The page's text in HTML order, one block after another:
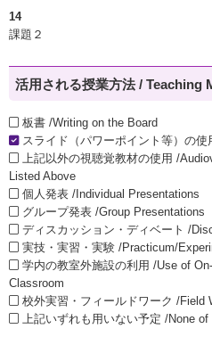
14
課題２
活用される授業方法 / Teaching
板書 /Writing on the Board
スライド（パワーポイント等）の
上記以外の視聴覚教材の使用 /
Listed Above
個人発表 /Individual Presentations
グループ発表 /Group Presentations
ディスカッション・ディベート /
実技・実習・実験 /Practicum/
学内の教室外施設の利用 /Use of
Classroom
校外実習・フィールドワーク /Field
上記いずれも用いない予定 /None of